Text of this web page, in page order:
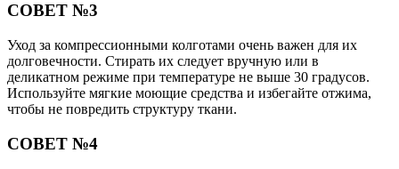
СОВЕТ №3
Уход за компрессионными колготами очень важен для их
долговечности. Стирать их следует вручную или в
деликатном режиме при температуре не выше 30 градусов.
Используйте мягкие моющие средства и избегайте отжима,
чтобы не повредить структуру ткани.
СОВЕТ №4